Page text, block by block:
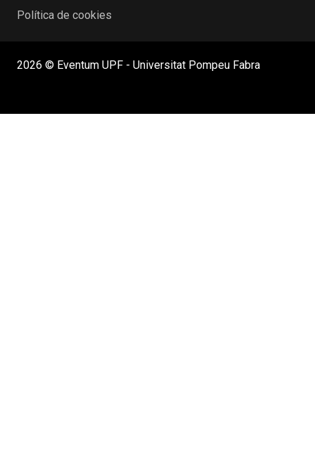
Política de cookies
2026 © Eventum UPF - Universitat Pompeu Fabra